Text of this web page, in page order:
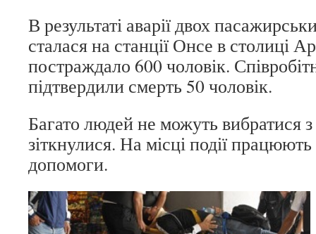
В результаті аварії двох
сталася на станції Онсе в столиці
постраждало 600 чоловік.
підтвердили смерть 50 чоловік.
Багато людей не можуть вибратися
зіткнулися. На місці події
допомоги.